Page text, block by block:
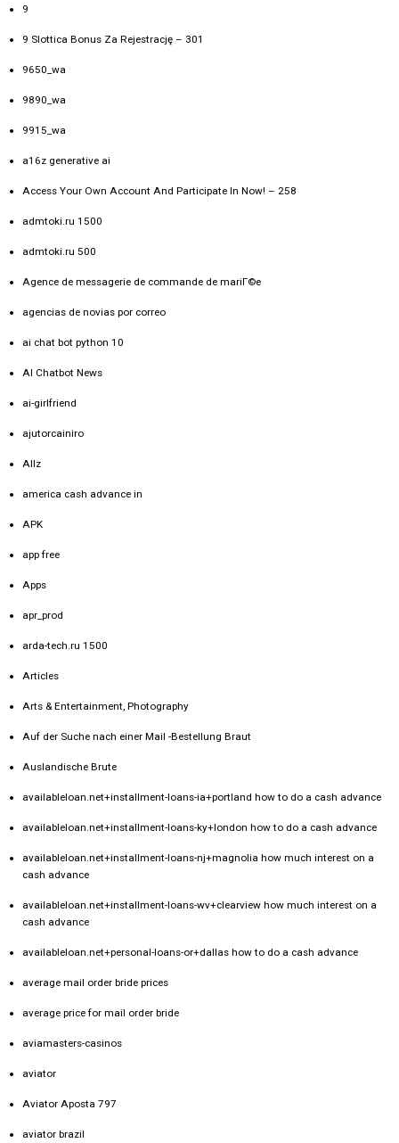
9
9 Slottica Bonus Za Rejestrację – 301
9650_wa
9890_wa
9915_wa
a16z generative ai
Access Your Own Account And Participate In Now! – 258
admtoki.ru 1500
admtoki.ru 500
Agence de messagerie de commande de mariГ©e
agencias de novias por correo
ai chat bot python 10
AI Chatbot News
ai-girlfriend
ajutorcainiro
Allz
america cash advance in
APK
app free
Apps
apr_prod
arda-tech.ru 1500
Articles
Arts & Entertainment, Photography
Auf der Suche nach einer Mail -Bestellung Braut
Auslandische Brute
availableloan.net+installment-loans-ia+portland how to do a cash advance
availableloan.net+installment-loans-ky+london how to do a cash advance
availableloan.net+installment-loans-nj+magnolia how much interest on a
cash advance
availableloan.net+installment-loans-wv+clearview how much interest on a
cash advance
availableloan.net+personal-loans-or+dallas how to do a cash advance
average mail order bride prices
average price for mail order bride
aviamasters-casinos
aviator
Aviator Aposta 797
aviator brazil